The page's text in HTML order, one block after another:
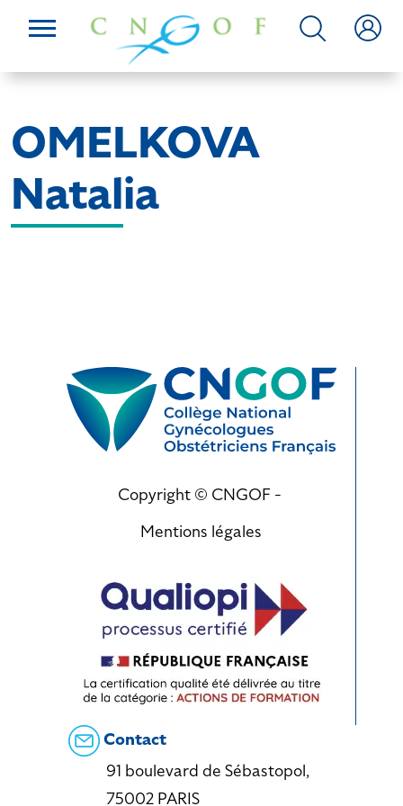
OMELKOVA
Natalia
Copyright © CNGOF -
Mentions légales
Contact
91 boulevard de Sébastopol,
75002 PARIS